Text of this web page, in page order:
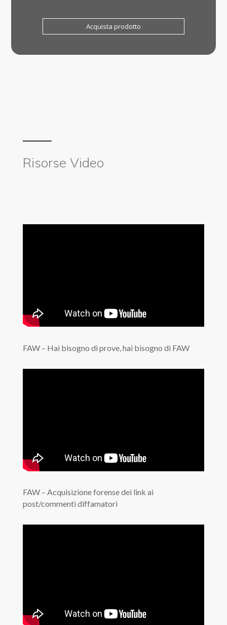
Acquista prodotto
Risorse Video
FAW – Hai bisogno di prove, hai bisogno di FAW
FAW – Acquisizione forense dei link ai
post/commenti diffamatori